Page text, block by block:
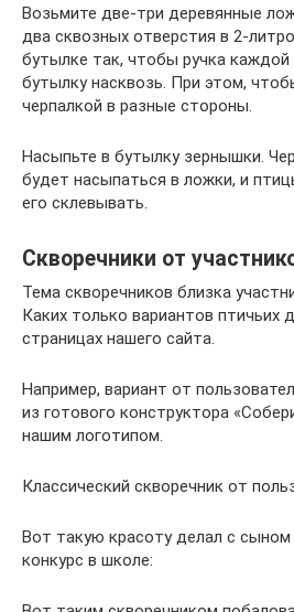
Возьмите две-три деревянные
два сквозных отверстия в 2-
бутылке так, чтобы ручка каждой
бутылку насквозь. При этом,
черпалкой в разные стороны.
Насыпьте в бутылку зернышки.
будет насыпаться в ложки, и
его склевывать.
Скворечники от
Тема скворечников близка
Каких только вариантов птичьих
страницах нашего сайта.
Например, вариант от
из готового конструктора
нашим логотипом.
Классический скворечник от
Вот такую красоту делал с сыном
конкурс в школе: